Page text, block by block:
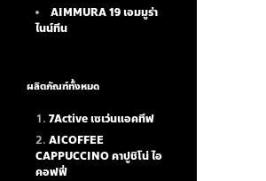
AIMMURA 19เอมมูร่า
ไนน์ทีน
ผลิตภัณฑ์ทั้งหมด
7Active เซเว่นแอคทีฟ
AICOFFEE
CAPPUCCINO คาปูชิโน่ ไอ
คอฟฟี่